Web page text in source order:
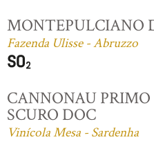
MONTEPULCIANO
Fazenda Ulisse - Abruzzo
CANNONAU PRIMO
SCURO DOC
Vinícola Mesa - Sardenha